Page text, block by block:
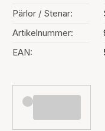
Pärlor / Stenar:
Artikelnummer:
EAN: